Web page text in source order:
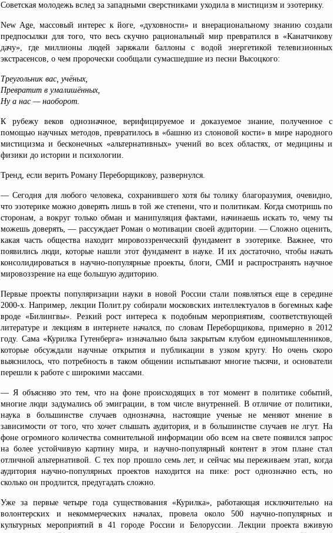
Советская молодежь вслед за западными сверстниками уходила в мистицизм и эзотерику.
New Age, массовый интерес к йоге, «духовности» и внерациональному знанию создали
предпосылки для того, что весь скучно рациональный мир превратился в «Канатчикову
дачу», где миллионы людей заряжали баллоны с водой энергетикой телевизионных
экстрасенсов, о чем пророчески сообщали сумасшедшие из песни Высоцкого:
Треугольник вас, учёных,
Превратит в умалишённых,
Ну а нас — наоборот.
К рубежу веков однозначное, верифицируемое и доказуемое знание, полученное с
помощью научных методов, превратилось в «башню из слоновой кости» в мире народного
мистицизма и бесконечных «альтернативных» учений во всех областях, от медицины и
физики до истории и психологии.
Тренд, если верить Роману Переборщикову, развернулся.
— Сегодня для любого человека, сохранившего хотя бы толику благоразумия, очевидно,
что эзотерике можно доверять лишь в той же степени, что и политикам. Когда смотришь по
сторонам, а вокруг только обман и манипуляция фактами, начинаешь искать то, чему ты
можешь доверять, — рассуждает Роман о мотивации своей аудитории. — Сложно оценить,
какая часть общества находит мировоззренческий фундамент в эзотерике. Важнее, что
появились люди, которые нашли этот фундамент в науке. И их достаточно, чтобы начать
консолидироваться в научно-популярные проекты, блоги, СМИ и распространять научное
мировоззрение на еще большую аудиторию.
Первые проекты популяризации науки в новой России стали появляться еще в середине
2000-х. Например, лекции Полит.ру собирали московских интеллектуалов в богемных кафе
вроде «Билингвы». Резкий рост интереса к подобным мероприятиям, соответствующей
литературе и лекциям в интернете начался, по словам Переборщикова, примерно в 2012
году. Сама «Курилка Гутенберга» изначально была закрытым клубом единомышленников,
которые обсуждали научные открытия и публикации в узком кругу. Но очень скоро
выяснилось, что потребность в таком общении испытывают многие тысячи, и основатели
перешли к работе с широкими массами.
— Я объясняю это тем, что на фоне происходящих в тот момент в политике событий,
многие люди задумались об эмиграции, в том числе внутренней. В отличие от политики,
наука в большинстве случаев однозначна, настоящие ученые не меняют мнение в
зависимости от того, что хочет слышать аудитория, и в большинстве случаев не лгут. На
фоне огромного количества сомнительной информации обо всем на свете появился запрос
на более устойчивую картину мира, и научно-популярный контент в этом плане стал
отличной альтернативой. С тех пор прошло семь лет, и сейчас мы переживаем этап, когда
аудитория научно-популярных проектов находится на пике: рост однозначно есть, но
сколько он продлится, предугадать сложно.
Уже за первые четыре года существования «Курилка», работающая исключительно на
волонтерских и некоммерческих началах, провела около 500 научно-популярных и
культурных мероприятий в 41 городе России и Белоруссии. Лекции проекта вживую